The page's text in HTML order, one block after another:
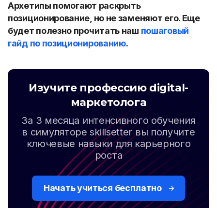
Архетипы помогают раскрыть
позиционирование, но не заменяют его. Еще
будет полезно прочитать наш пошаговый
гайд по позиционированию.
Изучите профессию digital-
маркетолога
За 3 месяца интенсивного обучения
в симуляторе skillsetter вы получите
ключевые навыки для карьерного
роста
Начать учиться бесплатно